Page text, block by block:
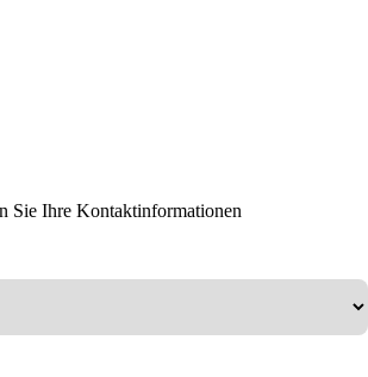
Sie Ihre Kontaktinformationen